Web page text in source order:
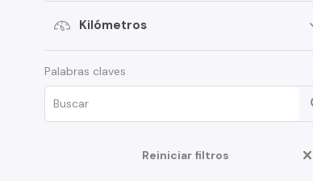
Kilómetros
Palabras claves
Reiniciar filtros